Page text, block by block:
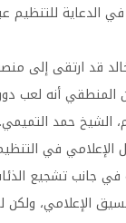
الدعاية للتنظيم
قد ارتقى إلى
أنه لعب
الشيخ حمد التميمي.
الإعلامي في
جانب تشجيع
الإعلامي،